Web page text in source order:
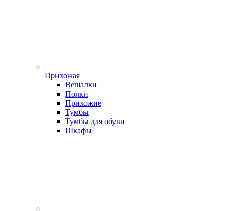
Прихожая
Вешалки
Полки
Прихожие
Тумбы
Тумбы для обуви
Шкафы